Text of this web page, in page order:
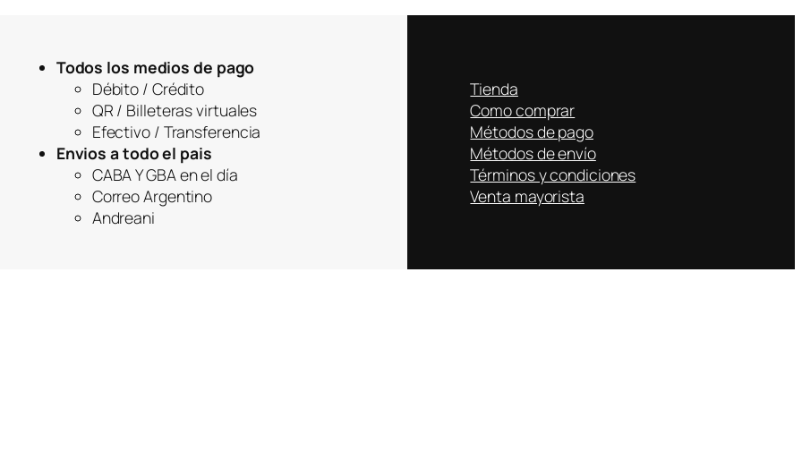
Todos los medios de pago
Débito / Crédito
QR / Billeteras virtuales
Efectivo / Transferencia
Envios a todo el pais
CABA Y GBA en el día
Correo Argentino
Andreani
Tienda
Como comprar
Métodos de pago
Métodos de envío
Términos y condiciones
Venta mayorista